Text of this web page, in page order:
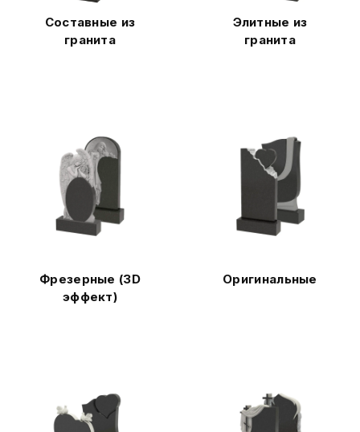
Составные из
гранита
Элитные из
гранита
Фрезерные (3D
эффект)
Оригинальные